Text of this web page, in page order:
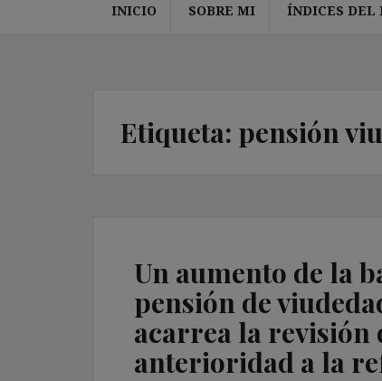
INICIO SOBRE MI ÍNDICES DEL
Etiqueta: pensión
Un aumento de la
pensión de
acarrea la revisión
anterioridad a la